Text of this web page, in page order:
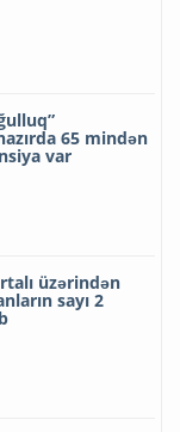
65 mindən
var
üzərindən
sayı 2